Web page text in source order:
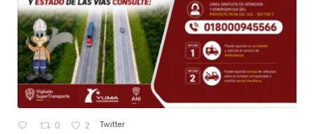
0 2 Twitter